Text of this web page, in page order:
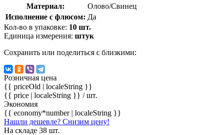
Материал:
Олово/Свинец
Исполнение с флюсом: Да
Кол-во в упаковке: 10 шт.
Единица измерения: штук
Сохранить или поделиться с близкими:
Розничная цена
{{ priceOld | localeString }}
{{ price | localeString }} / шт.
Экономия
{{ economy*number | localeString }}
Нашли дешевле? Снизим цену!
На складе 38 шт.